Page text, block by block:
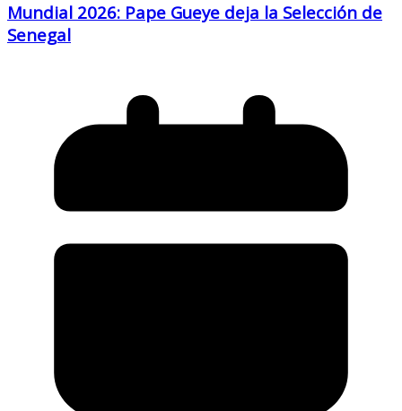
Mundial 2026: Pape Gueye deja la Selección de
Senegal